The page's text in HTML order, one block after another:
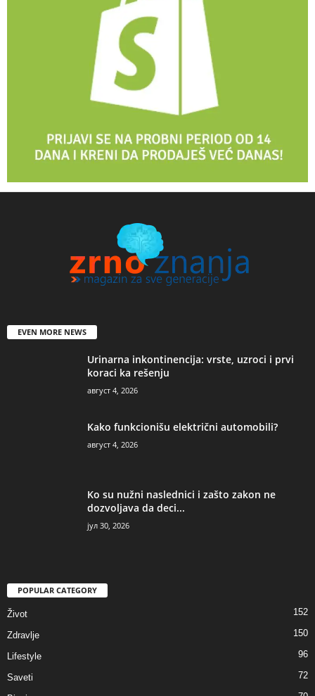
EVEN MORE NEWS
Urinarna inkontinencija: vrste, uzroci i prvi
koraci ka rešenju
август 4, 2026
Kako funkcionišu električni automobili?
август 4, 2026
Ko su nužni naslednici i zašto zakon ne
dozvoljava da deci...
јул 30, 2026
POPULAR CATEGORY
Život 152
Zdravlje 150
Lifestyle 96
Saveti 72